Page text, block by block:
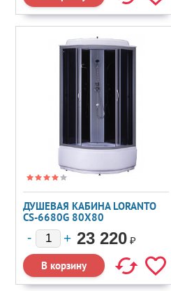
ДУШЕВАЯ КАБИНА LORANTO
CS-6680G 80X80
23 220 ₽